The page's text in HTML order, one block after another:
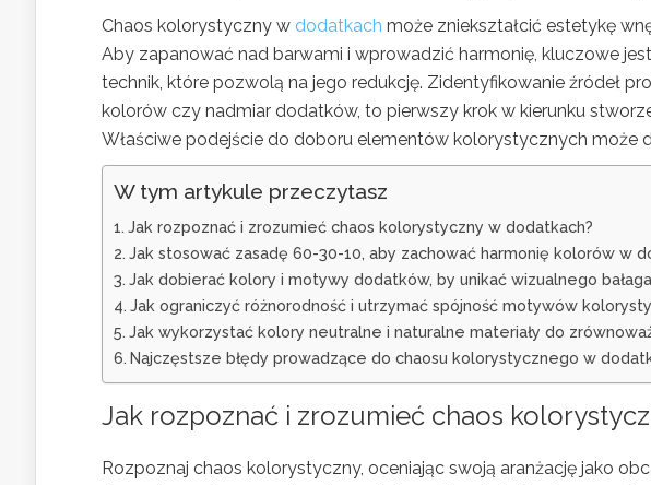
Chaos kolorystyczny w dodatkach może zniekształcić estetykę
Aby zapanować nad barwami i wprowadzić harmonię, kluczowe
technik, które pozwolą na jego redukcję. Zidentyfikowanie źródeł
kolorów czy nadmiar dodatków, to pierwszy krok w kierunku
Właściwe podejście do doboru elementów kolorystycznych może
W tym artykule przeczytasz
Jak rozpoznać i zrozumieć chaos kolorystyczny w dodatkach?
Jak stosować zasadę 60-30-10, aby zachować harmonię kolorów w
Jak dobierać kolory i motywy dodatków, by unikać wizualnego
Jak ograniczyć różnorodność i utrzymać spójność motywów
Jak wykorzystać kolory neutralne i naturalne materiały do
Najczęstsze błędy prowadzące do chaosu kolorystycznego w
Jak rozpoznać i zrozumieć chaos
Rozpoznaj chaos kolorystyczny, oceniając swoją aranżację jako